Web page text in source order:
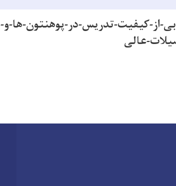
از-کیفیت-تدریس-در-پوهنتون-ها-و-
عالی